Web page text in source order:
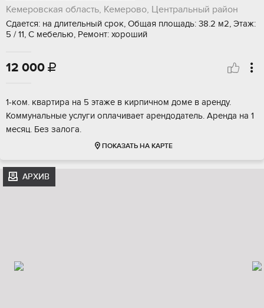
Кемеровская область, Кемерово, Центральный район
Сдается: на длительный срок, Общая площадь: 38.2 м2, Этаж:
5 / 11, С мебелью, Ремонт: хороший
12 000 
1-ком. квартира на 5 этаже в кирпичном доме в аренду.
Коммунальные услуги оплачивает арендодатель. Аренда на 1
месяц. Без залога.
ПОКАЗАТЬ НА КАРТЕ
АРХИВ